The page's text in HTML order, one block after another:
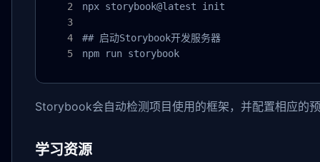
npx storybook@latest init
## 启动Storybook开发服务器
npm run storybook
Storybook会自动检测项目使用的框架，并配置相应的
学习资源